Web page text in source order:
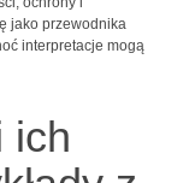
jako przewodnika
interpretacje mogą
ich